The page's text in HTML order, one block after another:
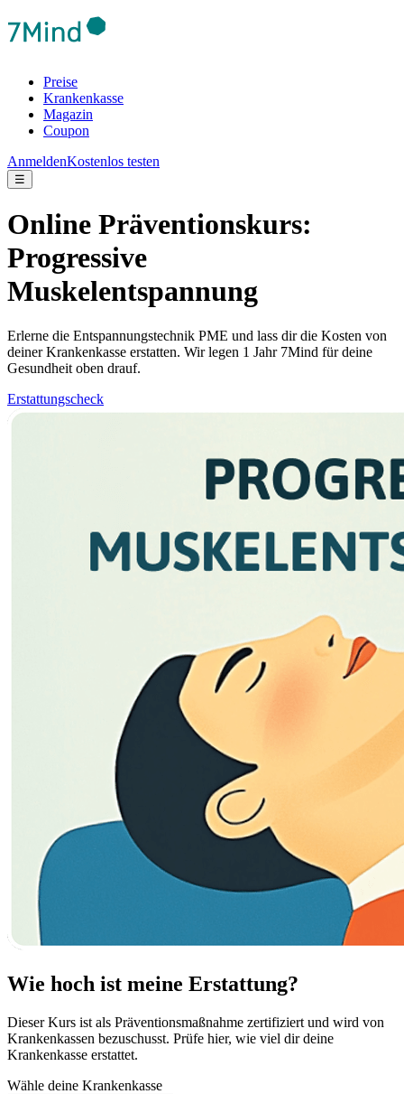
Preise
Krankenkasse
Magazin
Coupon
AnmeldenKostenlos testen
☰
Online Präventionskurs:
Progressive
Muskelentspannung
Erlerne die Entspannungstechnik PME und lass dir die Kosten von
deiner Krankenkasse erstatten. Wir legen 1 Jahr 7Mind für deine
Gesundheit oben drauf.
Erstattungscheck
Wie hoch ist meine Erstattung?
Dieser Kurs ist als Präventionsmaßnahme zertifiziert und wird von
Krankenkassen bezuschusst. Prüfe hier, wie viel dir deine
Krankenkasse erstattet.
Wähle deine Krankenkasse